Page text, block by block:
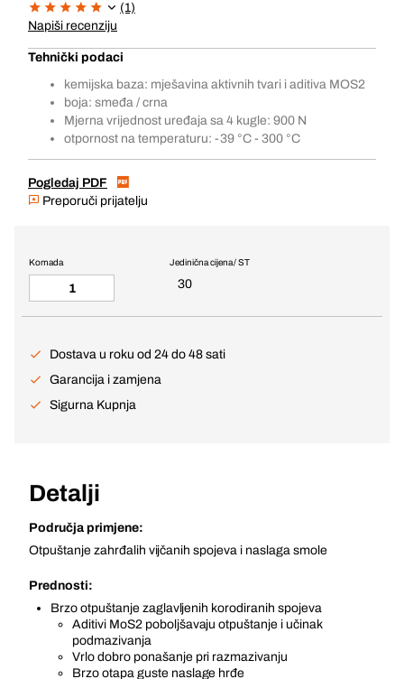
(1)
Napiši recenziju
Tehnički podaci
kemijska baza: mješavina aktivnih tvari i aditiva MOS2
boja: smeđa / crna
Mjerna vrijednost uređaja sa 4 kugle: 900 N
otpornost na temperaturu: -39 °C - 300 °C
Pogledaj PDF
Preporuči prijatelju
Jedinična cijena / ST
30
Komada
Dostava u roku od 24 do 48 sati
Garancija i zamjena
Sigurna Kupnja
Detalji
Područja primjene:
Otpuštanje zahrđalih vijčanih spojeva i naslaga smole
Prednosti:
Brzo otpuštanje zaglavljenih korodiranih spojeva
Aditivi MoS2 poboljšavaju otpuštanje i učinak
podmazivanja
Vrlo dobro ponašanje pri razmazivanju
Brzo otapa guste naslage hrđe